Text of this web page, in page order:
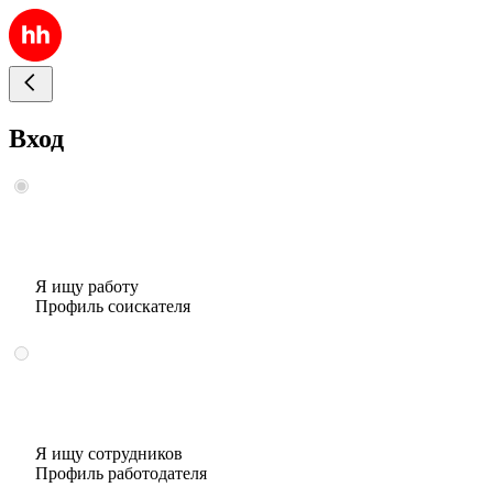
Вход
Я ищу работу
Профиль соискателя
Я ищу сотрудников
Профиль работодателя